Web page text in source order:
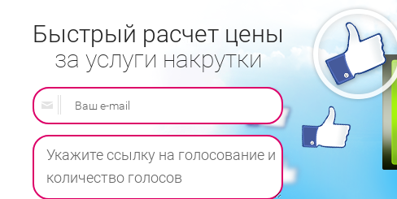
Быстрый расчет цены
за услуги накрутки